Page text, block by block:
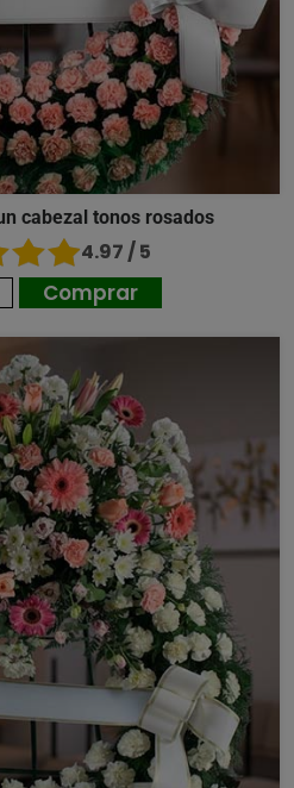
cabezal tonos rosados
4.97 / 5
Comprar